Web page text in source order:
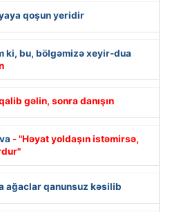
qoşun yeridir
ki, bu, bölgəmizə xeyir-dua
gəlin, sonra danışın
- "Həyat yoldaşın istəmirsə,
ağaclar qanunsuz kəsilib